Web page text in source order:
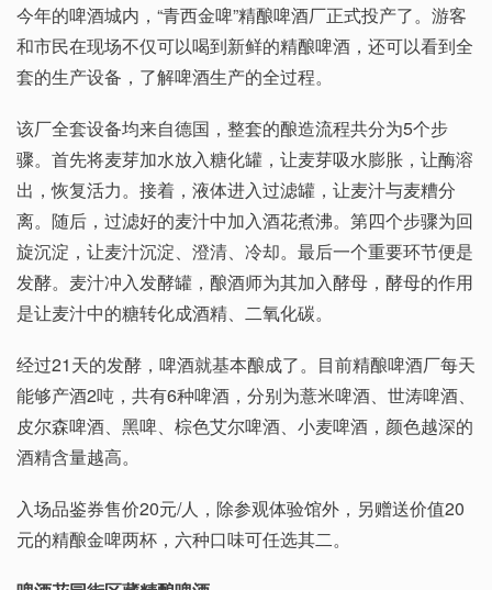
今年的啤酒城内，“青西金啤”精酿啤酒厂正式投产了。游客
和市民在现场不仅可以喝到新鲜的精酿啤酒，还可以看到全
套的生产设备，了解啤酒生产的全过程。
该厂全套设备均来自德国，整套的酿造流程共分为5个步
骤。首先将麦芽加水放入糖化罐，让麦芽吸水膨胀，让酶溶
出，恢复活力。接着，液体进入过滤罐，让麦汁与麦糟分
离。随后，过滤好的麦汁中加入酒花煮沸。第四个步骤为回
旋沉淀，让麦汁沉淀、澄清、冷却。最后一个重要环节便是
发酵。麦汁冲入发酵罐，酿酒师为其加入酵母，酵母的作用
是让麦汁中的糖转化成酒精、二氧化碳。
经过21天的发酵，啤酒就基本酿成了。目前精酿啤酒厂每天
能够产酒2吨，共有6种啤酒，分别为薏米啤酒、世涛啤酒、
皮尔森啤酒、黑啤、棕色艾尔啤酒、小麦啤酒，颜色越深的
酒精含量越高。
入场品鉴券售价20元/人，除参观体验馆外，另赠送价值20
元的精酿金啤两杯，六种口味可任选其二。